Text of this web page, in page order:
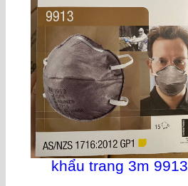
khẩu trang 3m 9913